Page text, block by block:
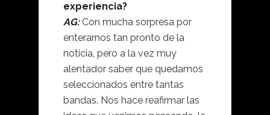
experiencia?
AG:Con mucha sorpresa por
enterarnos tan pronto de la
noticia, pero a la vez muy
alentador saber que quedamos
seleccionados entre tantas
bandas. Nos hace reafirmar las